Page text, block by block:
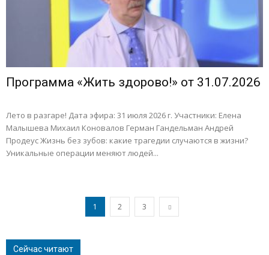
Программа «Жить здорово!» от 31.07.2026
Лето в разгаре! Дата эфира: 31 июля 2026 г. Участники: Елена
Малышева Михаил Коновалов Герман Гандельман Андрей
Продеус Жизнь без зубов: какие трагедии случаются в жизни?
Уникальные операции меняют людей...
1 2 3
Сейчас читают